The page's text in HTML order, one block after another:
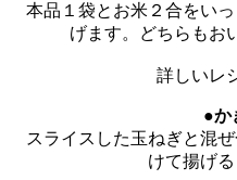
本品１袋とお米２合をい
げます。どちらもお
詳しいレ
●か
スライスした玉ねぎと混
けて揚げる